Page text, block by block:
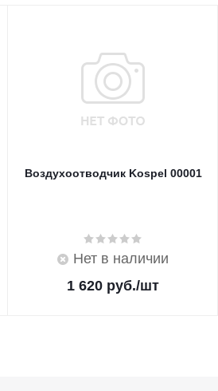
Воздухоотводчик Kospel 00001
Нет в наличии
1 620 руб./шт